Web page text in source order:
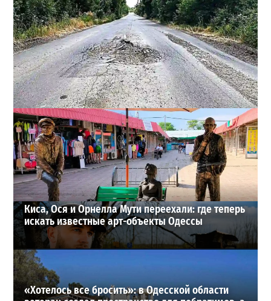
Почему из сел Одесской области исчезли автобусы и
как теперь добираются люди
2
23-07-2026 в 14:36
ВИБОР РЕДАКЦИИ
Киса, Ося и Орнелла Мути переехали: где теперь
искать известные арт-объекты Одессы
«Хотелось все бросить»: в Одесской области